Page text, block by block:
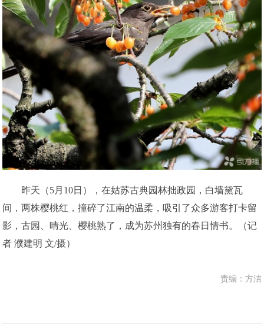
昨天（5月10日），在姑苏古典园林拙政园，白墙黛瓦
间，两株樱桃红，撞碎了江南的温柔，吸引了众多游客打卡留
影，古园、晴光、樱桃熟了，成为苏州独有的春日情书。（记
者 濮建明 文/摄）
责编：方洁